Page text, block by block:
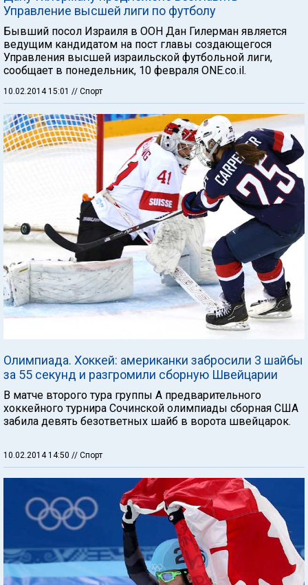
Управление высшей лиги по футболу
Бывший посол Израиля в ООН Дан Гилерман является
ведущим кандидатом на пост главы создающегося
Управления высшей израильской футбольной лиги,
сообщает в понедельник, 10 февраля ONE.co.il.
10.02.2014 15:01 // Спорт
Олимпиада. Хоккей: американки забросили 3 шайбы
за 55 секунд и разгромили сборную Швейцарии
В матче второго тура группы А предварительного
хоккейного турнира Сочинской олимпиады сборная США
забила девять безответных шайб в ворота швейцарок.
10.02.2014 14:50 // Спорт